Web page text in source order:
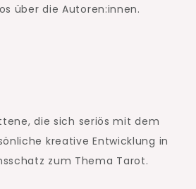
über die Autoren:innen.
die sich seriös mit dem
kreative Entwicklung in
zum Thema Tarot.